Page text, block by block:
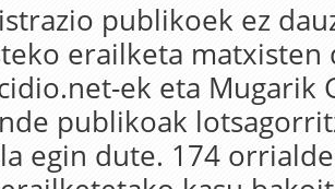
publikoek ez
erailketa matxisten
ek eta Mugarik
publikoak
egin dute. 174